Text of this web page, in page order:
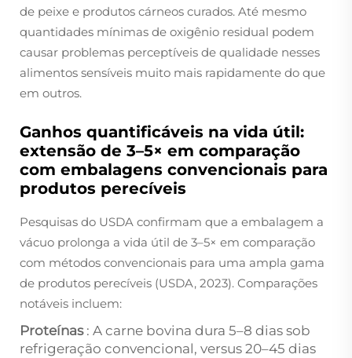
de peixe e produtos cárneos curados. Até mesmo
quantidades mínimas de oxigênio residual podem
causar problemas perceptíveis de qualidade nesses
alimentos sensíveis muito mais rapidamente do que
em outros.
Ganhos quantificáveis na vida útil:
extensão de 3–5× em comparação
com embalagens convencionais para
produtos perecíveis
Pesquisas do USDA confirmam que a embalagem a
vácuo prolonga a vida útil de 3–5× em comparação
com métodos convencionais para uma ampla gama
de produtos perecíveis (USDA, 2023). Comparações
notáveis incluem:
Proteínas : A carne bovina dura 5–8 dias sob
refrigeração convencional, versus 20–45 dias